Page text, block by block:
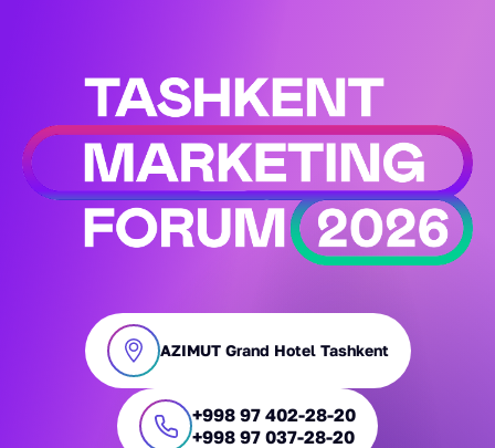
AZIMUT Grand Hotel Tashkent
+998 97 402-28-20
+998 97 037-28-20